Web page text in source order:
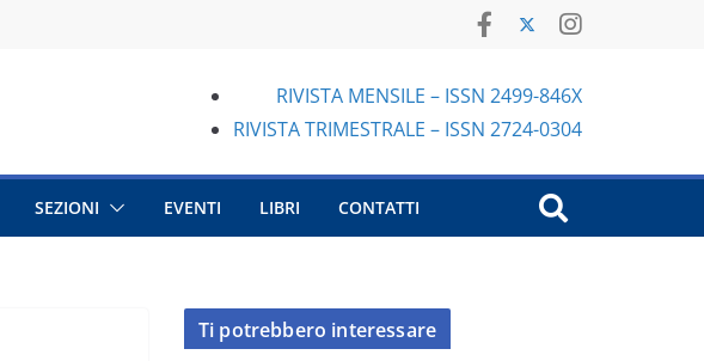
RIVISTA MENSILE – ISSN 2499-846X
RIVISTA TRIMESTRALE – ISSN 2724-0304
SEZIONI EVENTI LIBRI CONTATTI
Ti potrebbero interessare